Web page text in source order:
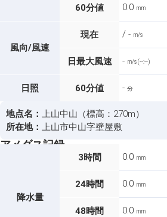
60分値 0.0 mm
風向/風速
現在 / - m/s
日最大風速 - m/s (--:--)
日照 60分値 - 分
地点名： 上山中山（標高：270m）
所在地： 上山市中山字壁屋敷
アメダス記録
降水量
3時間 0.0 mm
24時間 0.0 mm
48時間 0.0 mm